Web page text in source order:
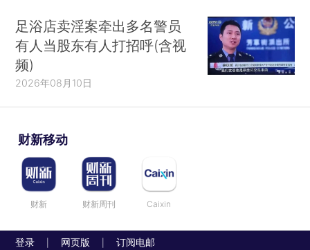
足浴店卖淫案牵出多名警员
有人当股东有人打招呼(含视
频)
2026年08月10日
财新移动
财新 财新周刊 Caixin
登录 网页版 订阅电邮